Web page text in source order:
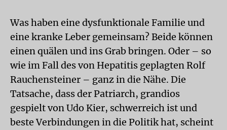
Was haben eine dysfunktionale Familie und
eine kranke Leber gemeinsam? Beide können
einen quälen und ins Grab bringen. Oder – so
wie im Fall des von Hepatitis geplagten Rolf
Rauchensteiner – ganz in die Nähe. Die
Tatsache, dass der Patriarch, grandios
gespielt von Udo Kier, schwerreich ist und
beste Verbindungen in die Politik hat, scheint